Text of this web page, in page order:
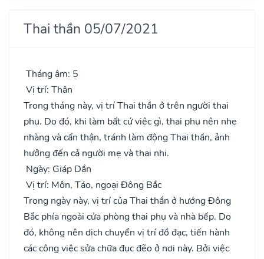
Thai thần 05/07/2021
Tháng âm: 5
Vị trí: Thân
Trong tháng này, vị trí Thai thần ở trên người thai
phụ. Do đó, khi làm bất cứ việc gì, thai phụ nên nhẹ
nhàng và cẩn thận, tránh làm động Thai thần, ảnh
hưởng đến cả người mẹ và thai nhi.
Ngày: Giáp Dần
Vị trí: Môn, Táo, ngoại Đông Bắc
Trong ngày này, vị trí của Thai thần ở hướng Đông
Bắc phía ngoài cửa phòng thai phụ và nhà bếp. Do
đó, không nên dịch chuyển vị trí đồ đạc, tiến hành
các công việc sửa chữa đục đẽo ở nơi này. Bởi việc